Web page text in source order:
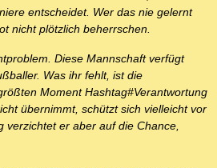
entscheidet. Wer das nie gelernt
nicht plötzlich beherrschen.
Diese Mannschaft verfügt
Was ihr fehlt, ist die
Moment Hashtag#Verantwortung
übernimmt, schützt sich vielleicht vor
verzichtet er aber auf die Chance,